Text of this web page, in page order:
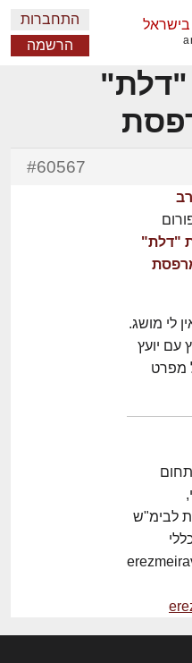
בישראל
התחברות
הרשמה
"דלת"
#60567
"דלת"
לי מושג.
עם יועץ
מפרט
לבימ"ש